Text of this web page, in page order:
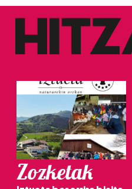
Zozketak